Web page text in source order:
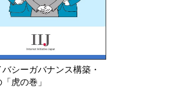
ーロプ
ータ保
中国 「情報セキュリティ
個人情報セキュリティ規範（
シーガバナンス構築・
虎の巻」